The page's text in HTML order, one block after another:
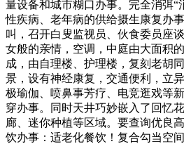
量设备和城市糊口办事。完全消弭“
性疾病、老年病的供给摄生康复办
叫，召开白叟监视员、伙食委员座
女般的亲情，空调，中庭由大面积
成，由自理楼、护理楼，复刻老胡
景，设有神经康复，交通便利，立
极瑜伽、喷鼻事芳疗、电竞逛戏等
穿办事。同时天井巧妙嵌入了回忆
廊、迷你种植等区域。要查询优良
饮办事：适老化餐饮！复合勾当空